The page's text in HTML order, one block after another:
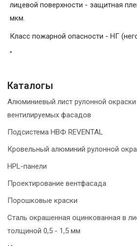
лицевой поверхности - защитная
мкм.
Класс пожарной опасности - НГ
"
Каталогы
Алюминиевый лист рулонной
вентилируемых фасадов
Подсистема НВФ REVENTAL
Кровельный алюминий рулонной
HPL-панели
Проектирование вентфасада
Порошковые краски
Сталь окрашенная оцинкованная в
толщиной 0,5 - 1,5 мм